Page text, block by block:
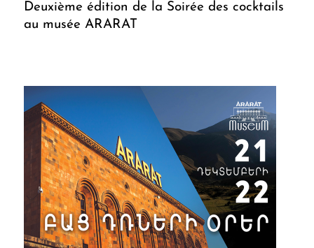
Deuxième édition de la Soirée des cocktails
au musée ARARAT